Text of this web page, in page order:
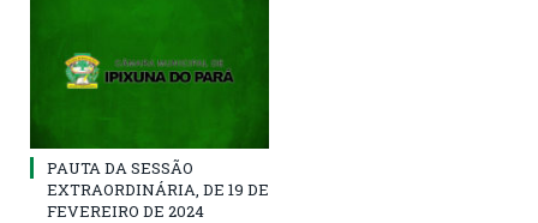
PAUTA DA SESSÃO
EXTRAORDINÁRIA, DE 19 DE
FEVEREIRO DE 2024